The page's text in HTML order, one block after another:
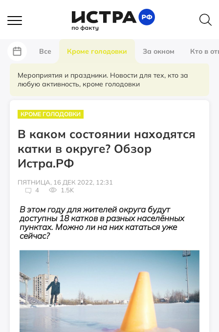
Все Кроме голодовки За окном Кто в
Мероприятия и праздники. Новости для тех, кто за
любую активность, кроме голодовки
КРОМЕ ГОЛОДОВКИ
В каком состоянии находятся
катки в округе? Обзор
Истра.РФ
ПЯТНИЦА, 16 ДЕК 2022, 12:31
4
1.5K
В этом году для жителей округа будут
доступны 18 катков в разных населённых
пунктах. Можно ли на них кататься уже
сейчас?